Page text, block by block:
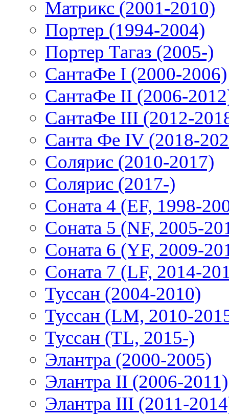
Матрикс (2001-2010)
Портер (1994-2004)
Портер Тагаз (2005-)
СантаФе I (2000-2006)
СантаФе II (2006-
СантаФе III (2012-
Санта Фе IV (2018-
Солярис (2010-2017)
Солярис (2017-)
Соната 4 (EF, 1998-
Соната 5 (NF, 2005-
Соната 6 (YF, 2009-
Соната 7 (LF, 2014-
Туссан (2004-2010)
Туссан (LM, 2010-
Туссан (TL, 2015-)
Элантра (2000-2005)
Элантра II (2006-2011)
Элантра III (2011-